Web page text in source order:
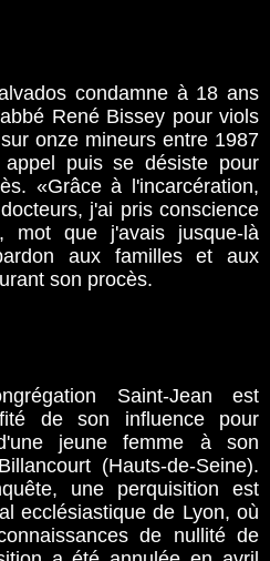
condamne à 18 ans
René Bissey pour viols
onze mineurs entre 1987
puis se désiste pour
«Grâce à l'incarcération,
j'ai pris conscience
mot que j'avais jusque-là
aux familles et aux
son procès.
Saint-Jean est
de son influence pour
jeune femme à son
(Hauts-de-Seine).
une perquisition est
ecclésiastique de Lyon, où
de nullité de